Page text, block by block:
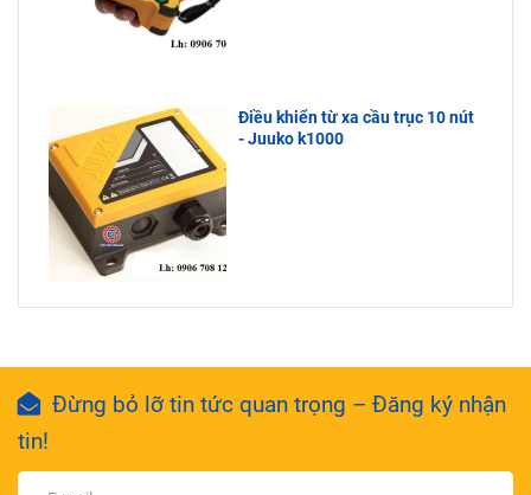
Điều khiển từ xa cầu trục 10 nút
- Juuko k1000
Đừng bỏ lỡ tin tức quan trọng – Đăng ký nhận
tin!